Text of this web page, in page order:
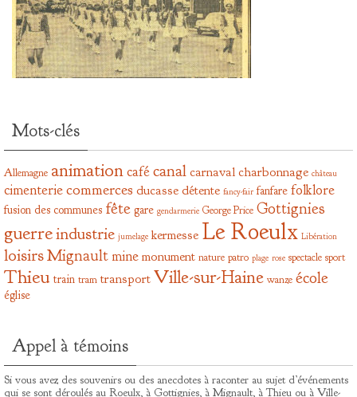
Mots-clés
Allemagne animationcafécanalcarnavalcharbonnage château
cimenteriecommerces ducassedétente fancy-fair fanfare folklore
fusion des communes fête gare gendarmerie George Price Gottignies
guerreindustrie jumelage kermesse Le Roeulx Libération
loisirsMignault minemonument nature patro plage rose spectacle sport
Thieu train tram transportVille-sur-Haine wanze école
église
Appel à témoins
Si vous avez des souvenirs ou des anecdotes à raconter au sujet d’événements
qui se sont déroulés au Roeulx, à Gottignies, à Mignault, à Thieu ou à Ville-